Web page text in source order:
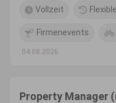
Vollzeit
Firmenevents
04.08.2026
Property Manager